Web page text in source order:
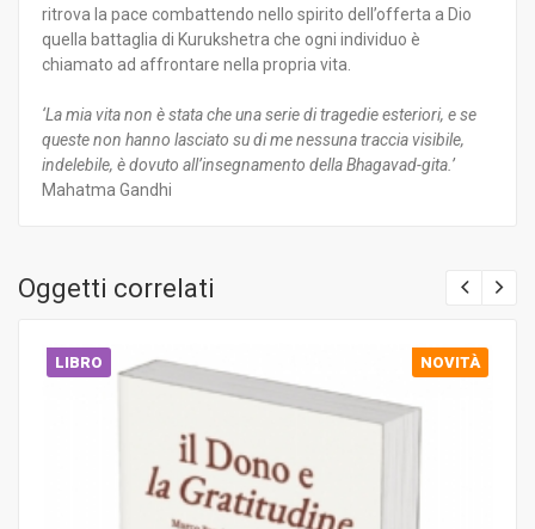
ritrova la pace combattendo nello spirito dell’offerta a Dio
quella battaglia di Kurukshetra che ogni individuo è
chiamato ad affrontare nella propria vita.
‘La mia vita non è stata che una serie di tragedie esteriori, e se
queste non hanno lasciato su di me nessuna traccia visibile,
indelebile, è dovuto all’insegnamento della Bhagavad-gita.’
Mahatma Gandhi
Oggetti correlati
LIBRO NOVITÀ